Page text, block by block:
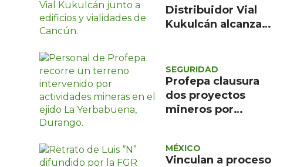
Distribuidor Vial
Kukulcán alcanza
SEGURIDAD
Profepa clausura
dos proyectos
mineros por
Durango
MÉXICO
Vinculan a proceso